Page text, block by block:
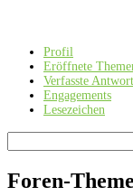
Profil
Eröffnete
Verfasste
Engagements
Lesezeichen
topics:
Foren-